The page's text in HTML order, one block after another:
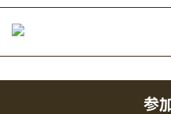
参